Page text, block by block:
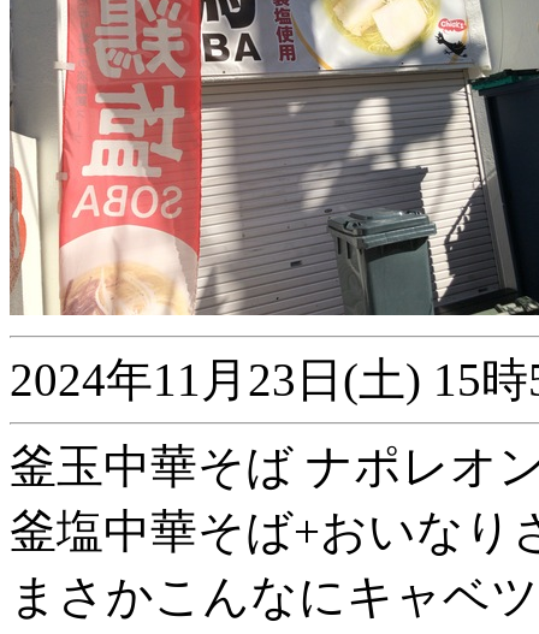
2024年11月23日(土) 15
釜玉中華そば ナポレオ
釜塩中華そば+おいなり
まさかこんなにキャベ